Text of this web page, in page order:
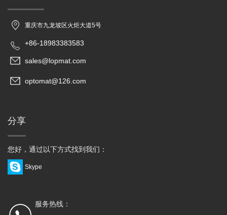
重庆市九龙坡区火炬大道5号
+86-18983383583
sales@lopmat.com
optomat@126.com
分享
您好，通过以下方式找到我们：
Skype
服务热线：